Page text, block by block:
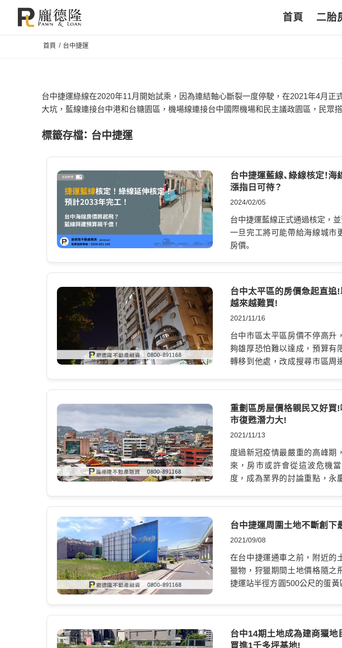
首頁 二胎
首頁 / 台中捷運
台中捷運綠線在2020年11月開始試乘，因為連結軸心斷裂一度停駛，在2021年4月正
大坑，藍線連接台中港和台糖園區，機場線連接台中國際機場和民主議政園區，民眾
標籤存檔： 台中捷運
台中捷運藍線、綠線核定！海
漲指日可待？
2024/02/05
台中捷運藍線正式通過核定，
一旦完工將可能帶給海線城市
房價。
台中太平區的房價急起直追
越來越難買!
2021/11/16
台中市區太平區房價不停高升
夠雄厚恐怕難以達成，預算有
轉移到他處，改成搜尋市區周
重劃區房屋價格親民又好買
市復甦潛力大!
2021/11/13
度過新冠疫情最嚴重的高峰期
來，房市或許會從這波危機
度，成為業界的討論重點，永
房的另一項重要指標。 人口遷
都人口數與實價登錄的統計數
一個地區房市往上成長的動力
市林口、淡水、五股，桃園市龜
房地產的交易展現一片熱絡，
一般而言，造成人口流動的原
等，各項優勢浮現出來的時候
人口遷入的拉力，出現許多居
台中捷運周圍土地不斷創下
2021/09/08
在台中捷運通車之前，附近的
獵物，狩獵期間土地價格隨之
捷運站半徑方圓500公尺的蛋黃
元的金額售出，換算單價竟然
台中14期土地成為建商獵
買進1千多坪基地!